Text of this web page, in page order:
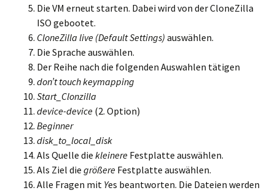
Die VM erneut starten. Dabei wird von der CloneZilla
ISO gebootet.
CloneZilla live (Default Settings) auswählen.
Die Sprache auswählen.
Der Reihe nach die folgenden Auswahlen tätigen
don’t touch keymapping
Start_Clonzilla
device-device (2. Option)
Beginner
disk_to_local_disk
Als Quelle die kleinere Festplatte auswählen.
Als Ziel die größere Festplatte auswählen.
Alle Fragen mit Yes beantworten. Die Dateien werden